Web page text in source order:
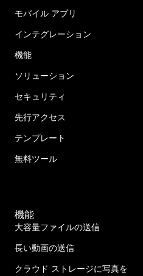
モバイル アプリ
インテグレーション
機能
ソリューション
セキュリティ
先行アクセス
テンプレート
無料ツール
機能
大容量ファイルの送信
長い動画の送信
クラウド ストレージに写真を